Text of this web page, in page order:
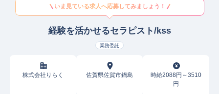
いま見ている求人へ応募してみましょう！
経験を活かせるセラピスト/kss
業務委託
株式会社りらく 佐賀県佐賀市鍋島
時給2088円～3510
円